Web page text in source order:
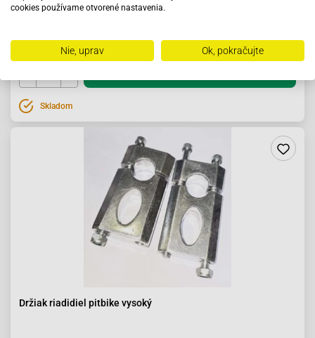
19.92 €
Skladom
Držiak riadidiel pitbike vysoký
cookies používame otvorené nastavenia.
Nie, uprav Ok, pokračujte